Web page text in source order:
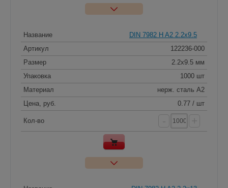
Название
DIN 7982 H A2 2.2x9.5
Артикул
122236-000
Размер
2.2x9.5 мм
Упаковка
1000 шт
Материал
нерж. сталь A2
Цена, руб.
0.77 / шт
Кол-во